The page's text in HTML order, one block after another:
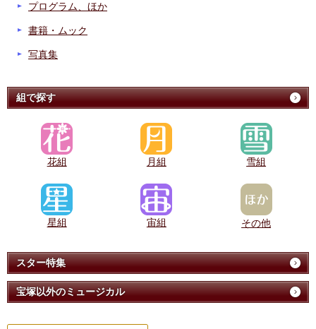
プログラム、ほか
書籍・ムック
写真集
組で探す
花組 月組 雪組
星組 宙組 その他
スター特集
宝塚以外のミュージカル